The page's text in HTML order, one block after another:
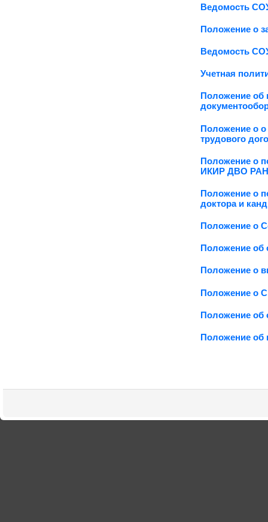
Ведомость
Положение о
Ведомость
Учетная
Положение об
Положение о о
трудового
Положение о
ИКИР ДВО РАН
Положение о
доктора и
Положение о
Положение об
Положение о
Положение о
Положение об
Положение об